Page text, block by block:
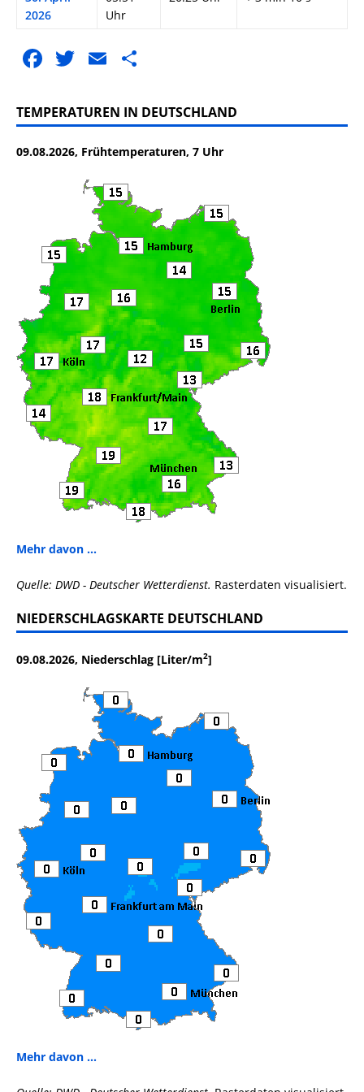
2026
Uhr
F
c
e
b
k
T
it
te
r
E
ai
l
le
n
TEMPERATUREN IN DEUTSCHLAND
09.08.2026, Frühtemperaturen, 7 Uhr
Mehr davon ...
Quelle: DWD - Deutscher Wetterdienst. Rasterdaten visualisiert.
NIEDERSCHLAGSKARTE DEUTSCHLAND
09.08.2026, Niederschlag [Liter/m2]
Mehr davon ...